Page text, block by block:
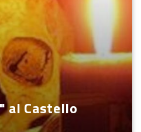
al Castello